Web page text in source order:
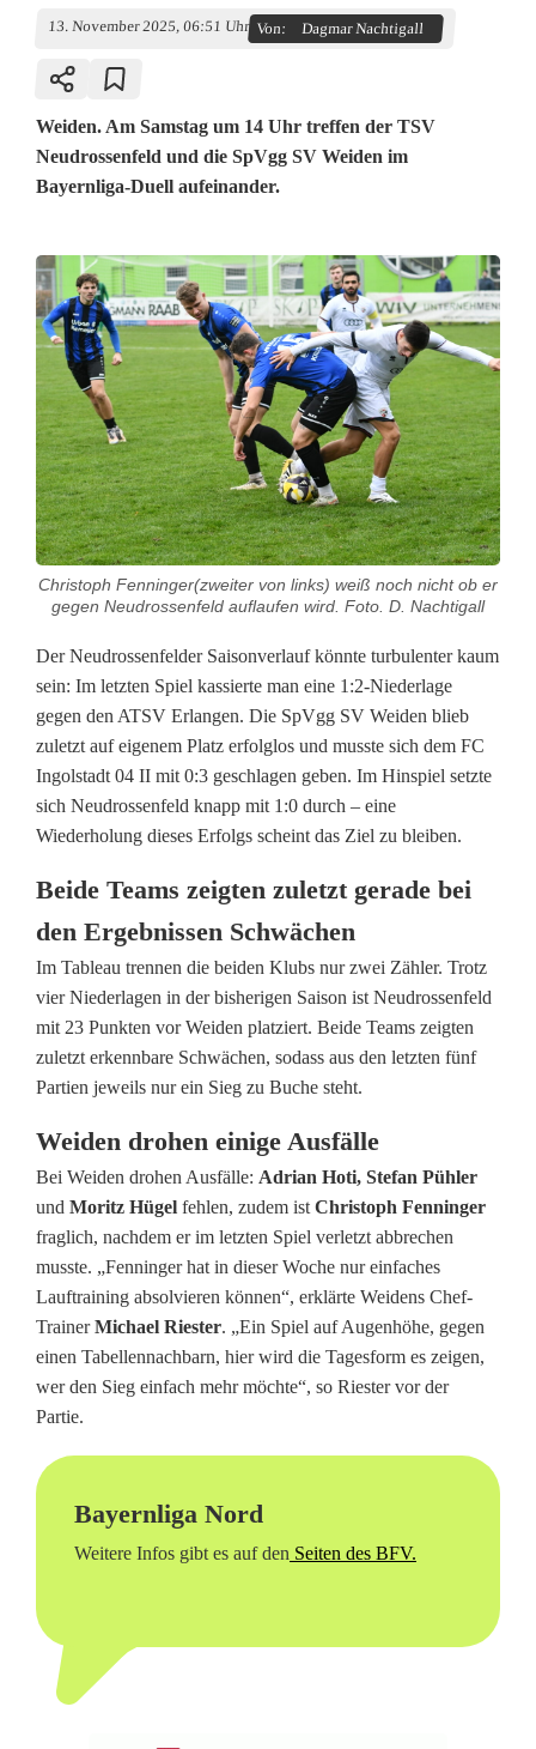
13. November 2025, 06:51 Uhr Von: Dagmar Nachtigall
Weiden. Am Samstag um 14 Uhr treffen der TSV
Neudrossenfeld und die SpVgg SV Weiden im
Bayernliga-Duell aufeinander.
B
a
e
r
n
l
i
a
N
o
r
S
p
V
g
g
S
V
W
e
i
d
e
s
Christoph Fenninger(zweiter von links) weiß noch nicht ob er
gegen Neudrossenfeld auflaufen wird. Foto. D. Nachtigall
Der Neudrossenfelder Saisonverlauf könnte turbulenter kaum
sein: Im letzten Spiel kassierte man eine 1:2-Niederlage
gegen den ATSV Erlangen. Die SpVgg SV Weiden blieb
zuletzt auf eigenem Platz erfolglos und musste sich dem FC
Ingolstadt 04 II mit 0:3 geschlagen geben. Im Hinspiel setzte
sich Neudrossenfeld knapp mit 1:0 durch – eine
Wiederholung dieses Erfolgs scheint das Ziel zu bleiben.
Beide Teams zeigten zuletzt gerade bei
den Ergebnissen Schwächen
Im Tableau trennen die beiden Klubs nur zwei Zähler. Trotz
vier Niederlagen in der bisherigen Saison ist Neudrossenfeld
mit 23 Punkten vor Weiden platziert. Beide Teams zeigten
zuletzt erkennbare Schwächen, sodass aus den letzten fünf
Partien jeweils nur ein Sieg zu Buche steht.
Weiden drohen einige Ausfälle
Bei Weiden drohen Ausfälle: Adrian Hoti, Stefan Pühler
und Moritz Hügel fehlen, zudem ist Christoph Fenninger
fraglich, nachdem er im letzten Spiel verletzt abbrechen
musste. „Fenninger hat in dieser Woche nur einfaches
Lauftraining absolvieren können“, erklärte Weidens Chef-
TrainerMichael Riester. „Ein Spiel auf Augenhöhe, gegen
einen Tabellennachbarn, hier wird die Tagesform es zeigen,
wer den Sieg einfach mehr möchte“, so Riester vor der
Partie.
Bayernliga Nord
Weitere Infos gibt es auf den Seiten des BFV.